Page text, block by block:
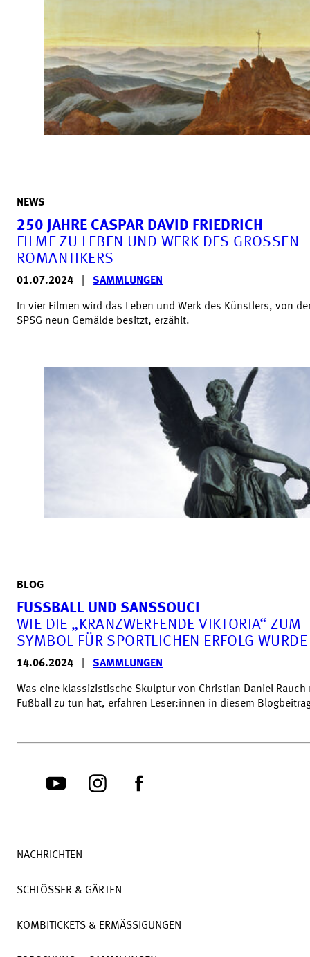
NEWS
250 JAHRE CASPAR DAVID FRIEDRICH
FILME ZU LEBEN UND WERK DES GROSSEN R
OMANTIKERS
01.07.2024 SAMMLUNGEN
In vier Filmen wird das Leben und Werk des Künstlers, von
SPSG neun Gemälde besitzt, erzählt.
BLOG
FUSSBALL UND SANSSOUCI
WIE DIE „KRANZWERFENDE VIKTORIA“ ZUM
SYMBOL FÜR SPORTLICHEN ERFOLG WURDE
14.06.2024 SAMMLUNGEN
Was eine klassizistische Skulptur von Christian Daniel Rauch
Fußball zu tun hat, erfahren Leser:innen in diesem
NACHRICHTEN
SCHLÖSSER & GÄRTEN
KOMBITICKETS & ERMÄSSIGUNGEN